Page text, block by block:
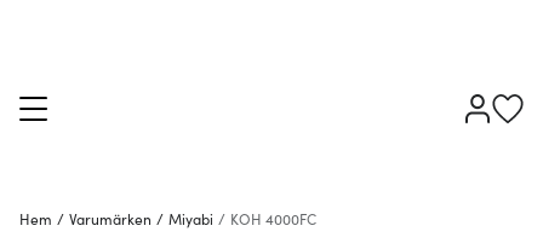
Hem / Varumärken / Miyabi / KOH 4000FC